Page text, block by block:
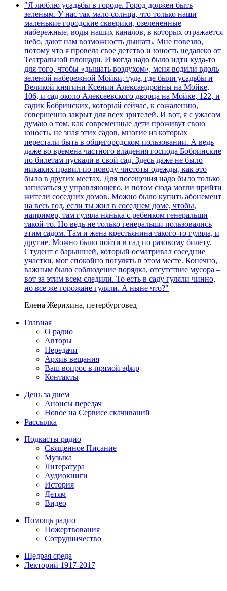
"Я люблю усадьбы в городе. Город должен быть
зеленым. У нас так мало солнца, что только наши
маленькие городские скверики, озелененные
набережные, воды наших каналов, в которых отражается
небо, дают нам возможность дышать. Мне повезло,
потому что я провела свое детство и юность недалеко от
Театральной площади. И когда надо было идти куда-то
для того, чтобы «дышать воздухом», меня водили вдоль
зеленой набережной Мойки, туда, где были усадьбы и
Великой княгини Ксении Александровны на Мойке,
106, и сад около Алексеевского дворца на Мойке, 122, и
садик Бобринских, который сейчас, к сожалению,
совершенно закрыт для всех зрителей. И вот, я с ужасом
думаю о том, как современные дети проживут свою
юность, не зная этих садов, многие из которых
перестали быть в общегородском пользовании. А ведь
даже во времена частного владения господа Бобринские
по билетам пускали в свой сад. Здесь даже не было
никаких правил по поводу чистоты одежды, как это
было в других местах. Для посещения надо было только
записаться у управляющего, и потом сюда могли прийти
жители соседних домов. Можно было купить абонемент
на весь год, если ты жил в соседнем доме, чтобы,
например, там гуляла нянька с ребенком генеральши
такой-то. Но ведь не только генеральши пользовались
этим садом. Там и жена крестьянина такого-то гуляла, и
другие. Можно было пойти в сад по разовому билету.
Студент с барышней, который осматривал соседние
участки, мог спокойно погулять в этом месте. Конечно,
важным было соблюдение порядка, отсутствие мусора –
вот за этим всем следили. То есть в саду гуляли чинно,
но все же горожане гуляли. А ныне что?"
Елена Жерихина, петербурговед
Главная
О радио
Авторы
Передачи
Архив вещания
Ваш вопрос в прямой эфир
Контакты
День за днем
Анонсы передач
Новое на Сервисе скачиваний
Рассылка
Подкасты радио
Священное Писание
Музыка
Литература
Аудиокниги
История
Детям
Видео
Помощь радио
Пожертвования
Сотрудничество
Щедрая среда
Лекторий 1917-2017